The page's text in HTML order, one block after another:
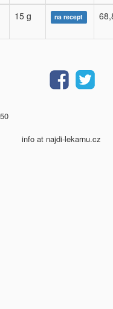
15 g na recept
info at najdi-lekarnu.cz